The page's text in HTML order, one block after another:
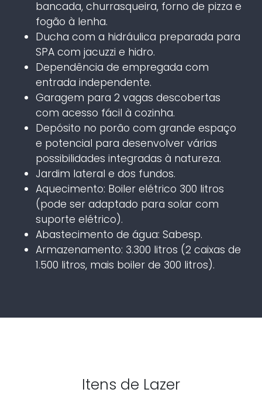
bancada, churrasqueira, forno de pizza e
fogão à lenha.
Ducha com a hidráulica preparada para
SPA com jacuzzi e hidro.
Dependência de empregada com
entrada independente.
Garagem para 2 vagas descobertas
com acesso fácil à cozinha.
Depósito no porão com grande espaço
e potencial para desenvolver várias
possibilidades integradas à natureza.
Jardim lateral e dos fundos.
Aquecimento: Boiler elétrico 300 litros
(pode ser adaptado para solar com
suporte elétrico).
Abastecimento de água: Sabesp.
Armazenamento: 3.300 litros (2 caixas de
1.500 litros, mais boiler de 300 litros).
Itens de Lazer